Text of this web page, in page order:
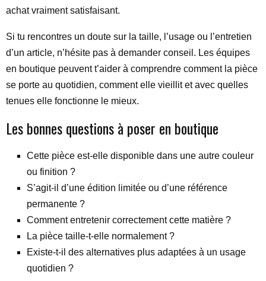
achat vraiment satisfaisant.
Si tu rencontres un doute sur la taille, l’usage ou l’entretien
d’un article, n’hésite pas à demander conseil. Les équipes
en boutique peuvent t’aider à comprendre comment la pièce
se porte au quotidien, comment elle vieillit et avec quelles
tenues elle fonctionne le mieux.
Les bonnes questions à poser en boutique
Cette pièce est-elle disponible dans une autre couleur
ou finition ?
S’agit-il d’une édition limitée ou d’une référence
permanente ?
Comment entretenir correctement cette matière ?
La pièce taille-t-elle normalement ?
Existe-t-il des alternatives plus adaptées à un usage
quotidien ?